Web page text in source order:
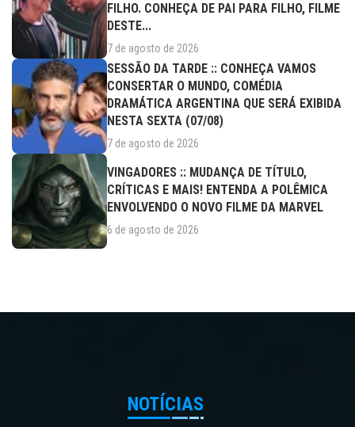
FILHO. CONHEÇA DE PAI PARA FILHO, FILME
DESTE...
7 de agosto de 2026
SESSÃO DA TARDE :: CONHEÇA VAMOS
CONSERTAR O MUNDO, COMÉDIA
DRAMÁTICA ARGENTINA QUE SERÁ EXIBIDA
NESTA SEXTA (07/08)
7 de agosto de 2026
VINGADORES :: MUDANÇA DE TÍTULO,
CRÍTICAS E MAIS! ENTENDA A POLÊMICA
ENVOLVENDO O NOVO FILME DA MARVEL
6 de agosto de 2026
NOTÍCIAS